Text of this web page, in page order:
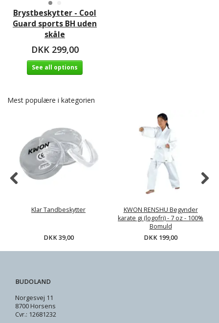
Brystbeskytter - Cool
Guard sports BH uden
skåle
DKK 299,00
See all options
Mest populære i kategorien
Klar Tandbeskytter
DKK 39,00
KWON RENSHU Begynder
karate gi (logofri) - 7 oz - 100%
Bomuld
DKK 199,00
BUDOLAND
Norgesvej 11
8700 Horsens
Cvr.: 12681232